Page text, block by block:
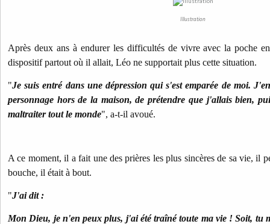
Illustration
Après deux ans à endurer les difficultés de vivre avec la poche
dispositif partout où il allait, Léo ne supportait plus cette situation.
"Je suis entré dans une dépression qui s'est emparée de moi.
personnage hors de la maison, de prétendre que j'allais bien,
maltraiter tout le monde", a-t-il avoué.
A ce moment, il a fait une des prières les plus sincères de sa vie, il
bouche, il était à bout.
"J'ai dit :
Mon Dieu, je n'en peux plus, j'ai été traîné toute ma vie ! Soit, tu